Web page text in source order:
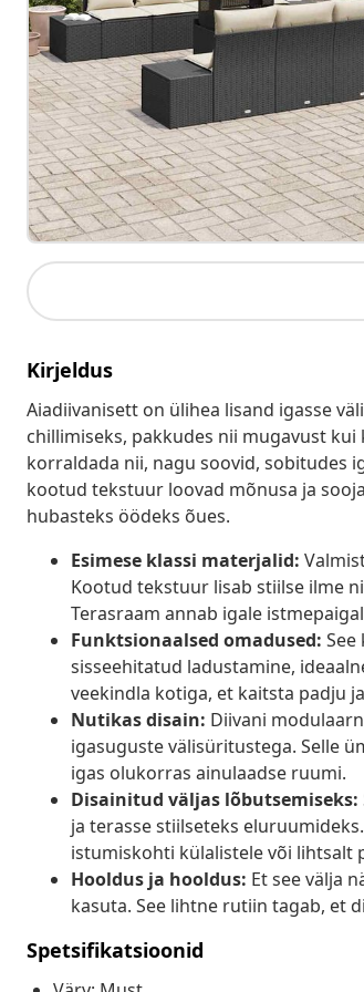
Kirjeldus
Aiadiivanisett on ülihea lisand igasse
chillimiseks, pakkudes nii mugavust
korraldada nii, nagu soovid, sobitudes
kootud tekstuur loovad mõnusa ja
hubasteks öödeks õues.
Esimese klassi materjalid:
Kootud tekstuur lisab stiilse ilme
Terasraam annab igale
Funktsionaalsed omadused:
sisseehitatud ladustamine,
veekindla kotiga, et kaitsta padju
Nutikas disain: Diivani
igasuguste välisüritustega. Selle
igas olukorras ainulaadse ruumi.
Disainitud väljas lõbutsemiseks:
ja terasse stiilseteks
istumiskohti külalistele või lihtsalt
Hooldus ja hooldus: Et see välja
kasuta. See lihtne rutiin tagab, et
Spetsifikatsioonid